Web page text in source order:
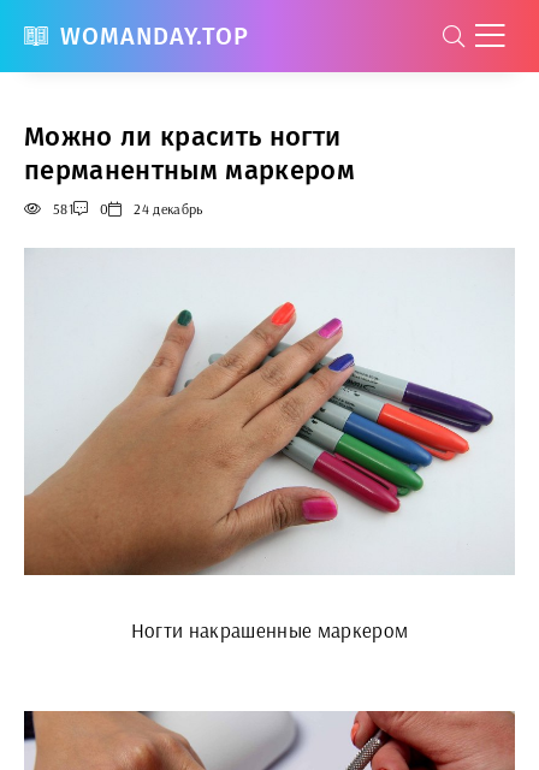
WOMANDAY.TOP
Можно ли красить ногти
перманентным маркером
581 0 24 декабрь
Ногти накрашенные маркером